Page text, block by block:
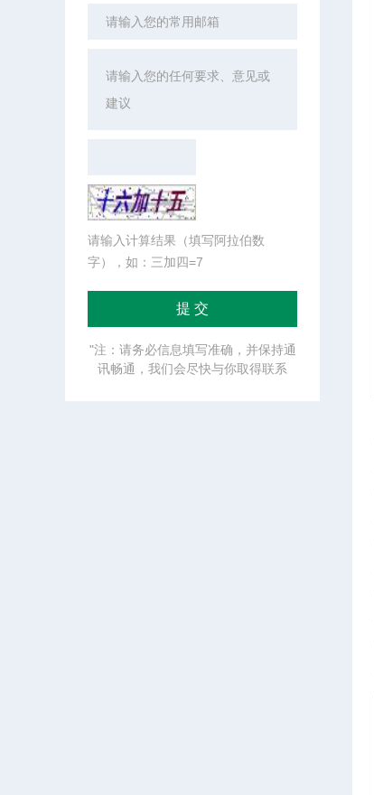
请输入计算结果（填写阿拉伯数
字），如：三加四=7
"注：请务必信息填写准确，并保持通
讯畅通，我们会尽快与你取得联系